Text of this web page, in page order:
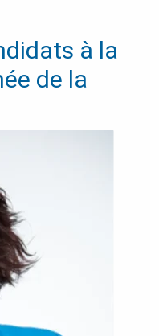
à la
de la